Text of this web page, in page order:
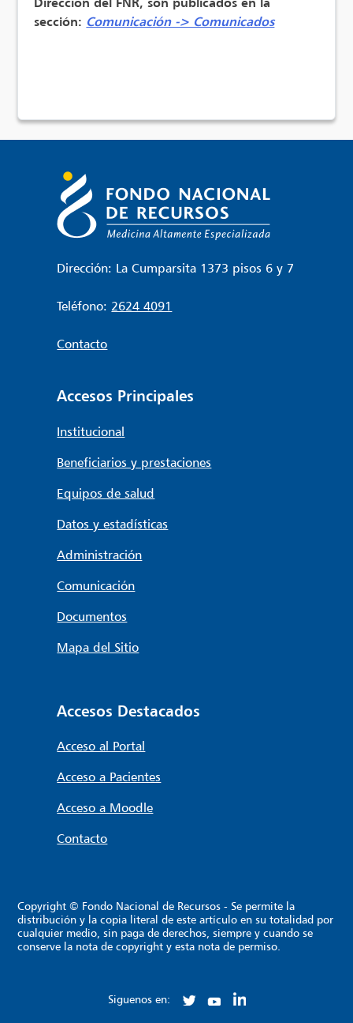
sección: Comunicación -> Comunicados
Dirección: La Cumparsita 1373 pisos 6 y 7
Teléfono: 2624 4091
Contacto
Accesos Principales
Institucional
Beneficiarios y prestaciones
Equipos de salud
Datos y estadísticas
Administración
Comunicación
Documentos
Mapa del Sitio
Accesos Destacados
Acceso al Portal
Acceso a Pacientes
Acceso a Moodle
Contacto
Copyright © Fondo Nacional de Recursos - Se permite la
distribución y la copia literal de este artículo en su totalidad por
cualquier medio, sin paga de derechos, siempre y cuando se
conserve la nota de copyright y esta nota de permiso.
Siguenos en: